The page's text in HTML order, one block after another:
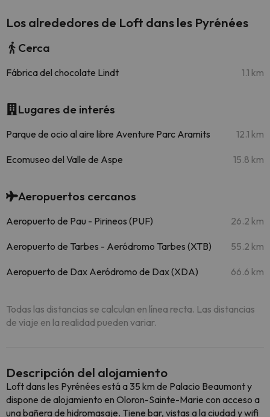
Los alrededores de Loft dans les Pyrénées
Cerca
Fábrica del chocolate Lindt 1.1 km
Lugares de interés
Parque de ocio al aire libre Aventure Parc Aramits 12.1 km
Ecomuseo del Valle de Aspe 15.8 km
Aeropuertos cercanos
Aeropuerto de Pau - Pirineos (PUF) 26.2 km
Aeropuerto de Tarbes - Aeródromo Tarbes (XTB) 55.2 km
Aeropuerto de Dax Aeródromo de Dax (XDA) 66.6 km
Todas las distancias se calculan en línea recta. Las distancias
de viaje en la realidad pueden variar.
Descripción del alojamiento
Loft dans les Pyrénées está a 35 km de Palacio Beaumont y
dispone de alojamiento en Oloron-Sainte-Marie con acceso a
una bañera de hidromasaje. Tiene bar, vistas a la ciudad y wifi